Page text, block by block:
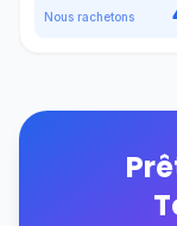
Nous rachetons